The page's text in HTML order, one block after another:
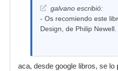
galvano escribió:
- Os recomiendo este
Design, de Philip Newell.
aca, desde google libros, se lo